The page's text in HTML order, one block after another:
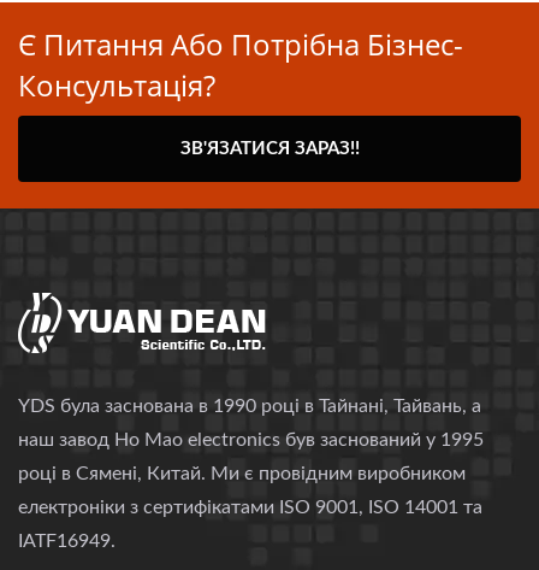
Є Питання Або Потрібна Бізнес-
Консультація?
ЗВ'ЯЗАТИСЯ ЗАРАЗ!!
YDS була заснована в 1990 році в Тайнані, Тайвань, а
наш завод Ho Mao electronics був заснований у 1995
році в Сямені, Китай. Ми є провідним виробником
електроніки з сертифікатами ISO 9001, ISO 14001 та
IATF16949.